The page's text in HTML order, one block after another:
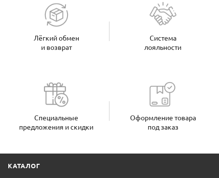
Лёгкий обмен
и возврат
Система
лояльности
Специальные
предложения и скидки
Оформление товара
под заказ
КАТАЛОГ